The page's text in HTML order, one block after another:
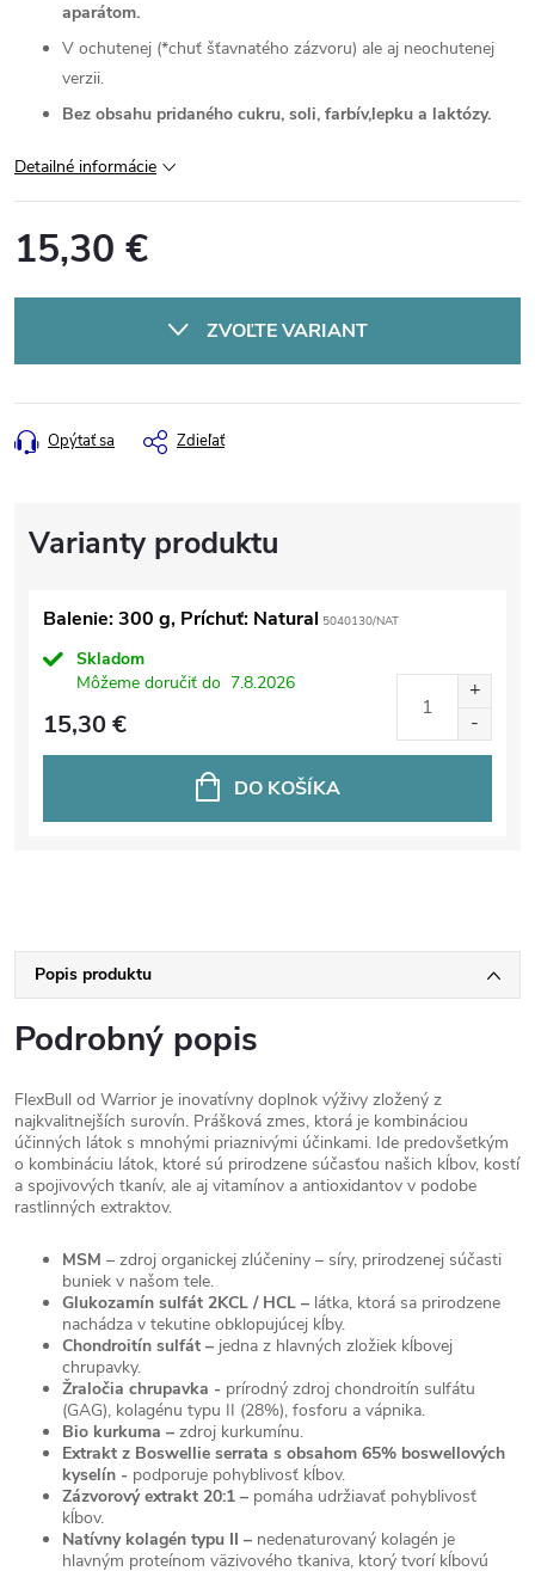
aparátom.
V ochutenej (*chuť šťavnatého zázvoru) ale aj neochutenej
verzii.
Bez obsahu pridaného cukru, soli, farbív,lepku a laktózy.
Detailné informácie
15,30 €
ZVOĽTE VARIANT
Opýtať sa Zdieľať
Balenie: 300 g, Príchuť: Natural 5040130/NAT
Skladom
Môžeme doručiť do 7.8.2026
15,30 €
DO KOŠÍKA
Popis produktu
Podrobný popis
FlexBull od Warrior je inovatívny doplnok výživy zložený z
najkvalitnejších surovín. Prášková zmes, ktorá je kombináciou
účinných látok s mnohými priaznivými účinkami. Ide predovšetkým
o kombináciu látok, ktoré sú prirodzene súčasťou našich kĺbov, kostí
a spojivových tkanív, ale aj vitamínov a antioxidantov v podobe
rastlinných extraktov.
MSM – zdroj organickej zlúčeniny – síry, prirodzenej súčasti
buniek v našom tele.
Glukozamín sulfát 2KCL / HCL – látka, ktorá sa prirodzene
nachádza v tekutine obklopujúcej kĺby.
Chondroitín sulfát – jedna z hlavných zložiek kĺbovej
chrupavky.
Žraločia chrupavka - prírodný zdroj chondroitín sulfátu
(GAG), kolagénu typu II (28%), fosforu a vápnika.
Bio kurkuma – zdroj kurkumínu.
Extrakt z Boswellie serrata s obsahom 65% boswellových
kyselín - podporuje pohyblivosť kĺbov.
Zázvorový extrakt 20:1 – pomáha udržiavať pohyblivosť
kĺbov.
Natívny kolagén typu II – nedenaturovaný kolagén je
hlavným proteínom väzivového tkaniva, ktorý tvorí kĺbovú